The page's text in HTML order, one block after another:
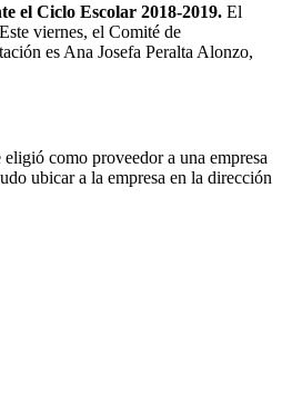
el Ciclo Escolar 2018-2019. El
viernes, el Comité de
es Ana Josefa Peralta Alonzo,
como proveedor a una empresa
ubicar a la empresa en la dirección